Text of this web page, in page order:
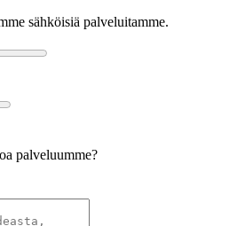
sähköisiä palveluitamme.
palveluumme?